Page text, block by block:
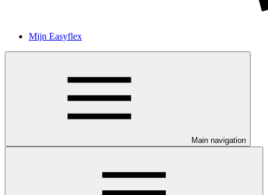
Mijn Easyflex
Main navigation